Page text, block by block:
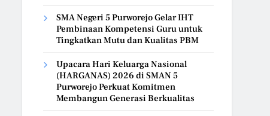
SMA Negeri 5 Purworejo Gelar IHT
Pembinaan Kompetensi Guru untuk
Tingkatkan Mutu dan Kualitas PBM
Upacara Hari Keluarga Nasional
(HARGANAS) 2026 di SMAN 5
Purworejo Perkuat Komitmen
Membangun Generasi Berkualitas